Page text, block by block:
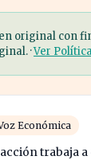
original con
·Ver
Económica
trabaja